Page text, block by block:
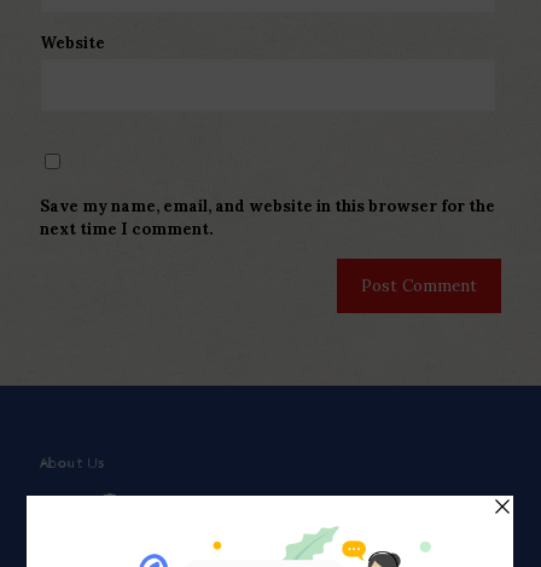
Website
Save my name, email, and website in this browser for the
next time I comment.
About Us